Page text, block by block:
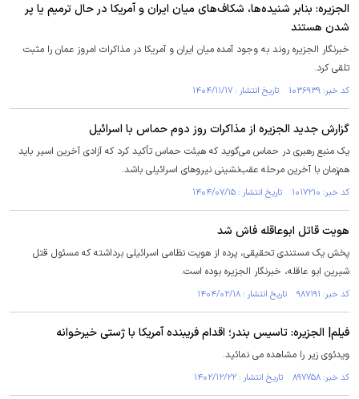
الجزیره: بنابر شنیده‌ها، شکاف‌های میان ایران و آمریکا در حال ترمیم یا پر
شدن هستند
خبرنگار الجزیره روند به وجود آمده میان ایران و آمریکا در مذاکرات امروز عمان را مثبت
تلقی کرد.
کد خبر: ۱۰۳۶۹۳۹ تاریخ انتشار : ۱۴۰۴/۱۱/۱۷
گزارش جدید الجزیره از مذاکرات روز دوم حماس با اسرائیل
یک منبع رهبری در حماس می‌گوید که هیئت حماس تأکید کرد که آزادی آخرین اسیر باید
هم‌زمان با آخرین مرحله عقب‌نشینی نیرو‌های اسرائیلی باشد.
کد خبر: ۱۰۱۷۲۱۰ تاریخ انتشار : ۱۴۰۴/۰۷/۱۵
هویت قاتل ابوعاقله فاش شد
پخش یک مستندی تحقیقی، پرده از هویت نظامی اسرائیلی برداشته که مسئول قتل
شیرین ابو عاقله، خبرنگار الجزیره بوده است.
کد خبر: ۹۸۷۱۹۱ تاریخ انتشار : ۱۴۰۴/۰۲/۱۸
فیلم| الجزیره: تاسیس بندر؛ اقدام فریبنده آمریکا با ژستی خیرخوانه
ویدئوی زیر را مشاهده می نمائید.
کد خبر: ۸۹۷۷۵۸ تاریخ انتشار : ۱۴۰۲/۱۲/۲۲